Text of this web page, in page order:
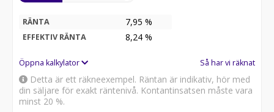
RÄNTA 7,95 %
EFFEKTIV RÄNTA 8,24 %
Öppna kalkylator Så har vi räknat
Detta är ett räkneexempel. Räntan är indikativ, hör med
din säljare för exakt räntenivå. Kontantinsatsen måste vara
minst 20 %.